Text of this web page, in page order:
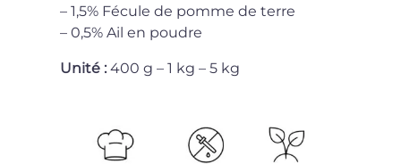
– 1,5% Fécule de pomme de terre
– 0,5% Ail en poudre
Unité :400 g – 1 kg – 5 kg